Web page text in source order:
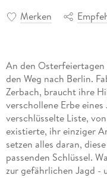
Merken
An den Osterfeiertagen
den Weg nach Berlin.
Zerbach, braucht ihre
verschollene Erbe
verschlüsselte Liste,
existierte, ihr einziger
setzen alles daran,
passenden Schlüssel.
zur gefährlichen Jagd -